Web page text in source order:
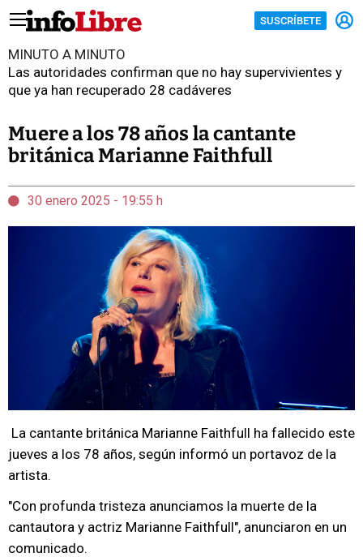
SUSCRÍBETE
MINUTO A MINUTO
Las autoridades confirman que no hay supervivientes y
que ya han recuperado 28 cadáveres
Muere a los 78 años la cantante
británica Marianne Faithfull
30 enero 2025 - 19:55 h
La cantante británica Marianne Faithfull ha fallecido este
jueves a los 78 años, según informó un portavoz de la
artista.
"Con profunda tristeza anunciamos la muerte de la
cantautora y actriz Marianne Faithfull", anunciaron en un
comunicado.